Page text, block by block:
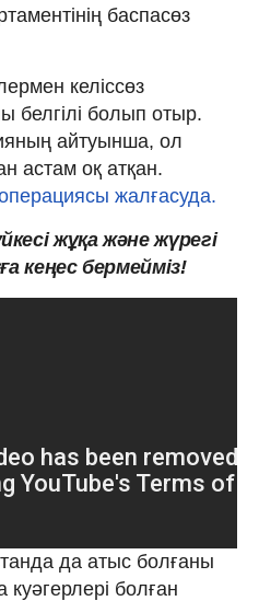
баспасөз
келіссөз
белгілі болып отыр.
айтуынша, ол
астам оқ атқан.
жалғасуда.
жұқа және жүрегі
кеңес бермейміз!
да атыс болғаны
болған